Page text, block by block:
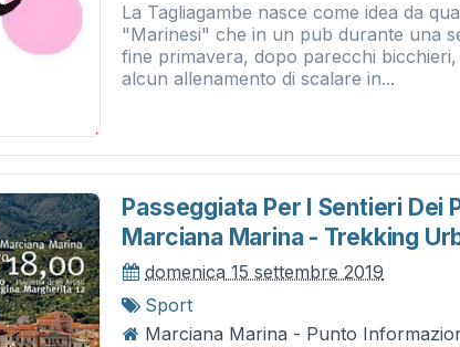
La Tagliagambe nasce come idea da
"Marinesi" che in un pub durante una
fine primavera, dopo parecchi
alcun allenamento di scalare in...
Passeggiata Per I Sentieri Dei
Marciana Marina - Trekking
domenica 15 settembre 2019
Sport
Marciana Marina - Punto